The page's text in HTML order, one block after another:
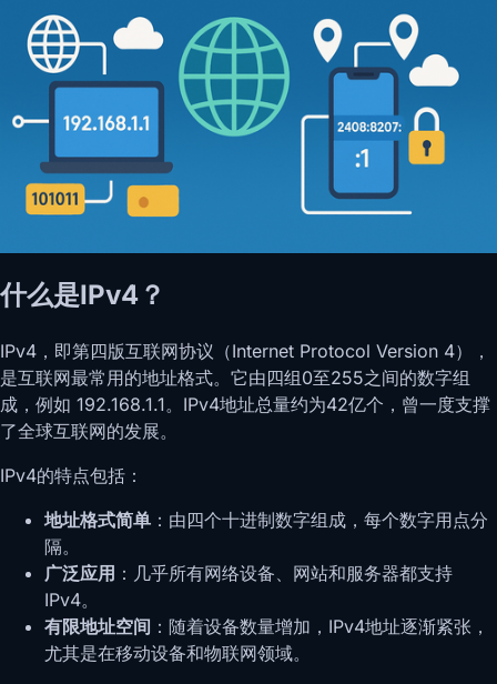
什么是IPv4？
IPv4，即第四版互联网协议（Internet Protocol Version 4），
是互联网最常用的地址格式。它由四组0至255之间的数字组
成，例如 192.168.1.1。IPv4地址总量约为42亿个，曾一度支撑
了全球互联网的发展。
IPv4的特点包括：
地址格式简单 ：由四个十进制数字组成，每个数字用点分
隔。
广泛应用 ：几乎所有网络设备、网站和服务器都支持
IPv4。
有限地址空间 ：随着设备数量增加，IPv4地址逐渐紧张，
尤其是在移动设备和物联网领域。